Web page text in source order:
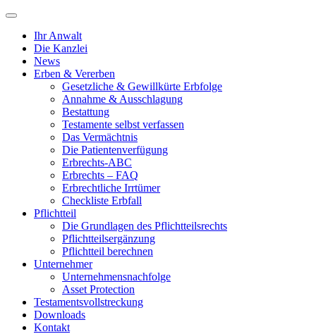
Ihr Anwalt
Die Kanzlei
News
Erben & Vererben
Gesetzliche & Gewillkürte Erbfolge
Annahme & Ausschlagung
Bestattung
Testamente selbst verfassen
Das Vermächtnis
Die Patientenverfügung
Erbrechts-ABC
Erbrechts – FAQ
Erbrechtliche Irrtümer
Checkliste Erbfall
Pflichtteil
Die Grundlagen des Pflichtteilsrechts
Pflichtteilsergänzung
Pflichtteil berechnen
Unternehmer
Unternehmensnachfolge
Asset Protection
Testamentsvollstreckung
Downloads
Kontakt